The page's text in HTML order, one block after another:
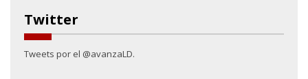
Twitter
Tweets por el @avanzaLD.